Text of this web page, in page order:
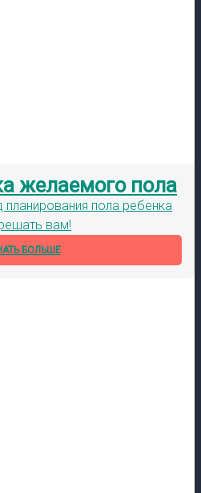
желаемого пола
планирования пола ребенка
вам!
БОЛЬШЕ